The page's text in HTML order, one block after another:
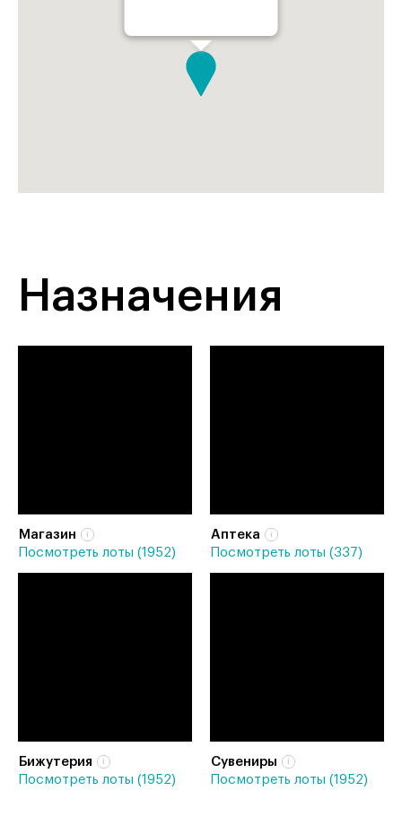
Назначения
Магазин
Посмотреть лоты (1952)
Аптека
Посмотреть лоты (337)
Бижутерия
Посмотреть лоты (1952)
Сувениры
Посмотреть лоты (1952)